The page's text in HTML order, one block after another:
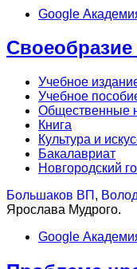
Google
Своеобразие
Учебное
Учебное
Общественные
Книга
Культура и
Бакалавриат
Новгородский
Большаков ВП ,
Ярослава Мудрого.
Google